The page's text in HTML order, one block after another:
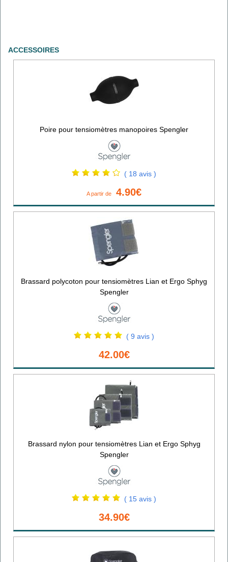
ACCESSOIRES
Poire pour tensiomètres manopoires Spengler
( 18 avis )
A partir de 4.90€
Brassard polycoton pour tensiomètres Lian et Ergo Sphyg
Spengler
( 9 avis )
42.00€
Brassard nylon pour tensiomètres Lian et Ergo Sphyg
Spengler
( 15 avis )
34.90€